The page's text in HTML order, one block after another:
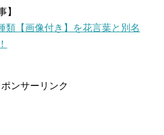
】
類【画像付き】を花言葉と別名
ポンサーリンク